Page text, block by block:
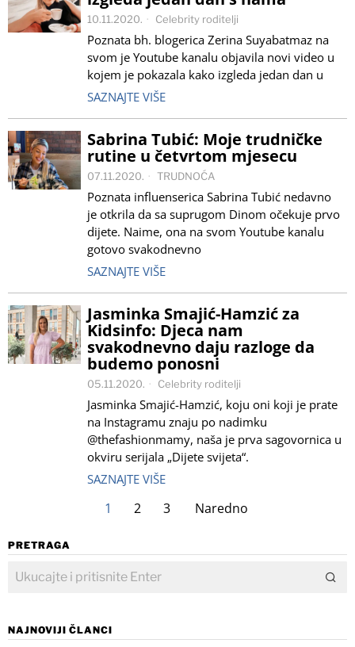
10.11.2020. Celebrity roditelji
Poznata bh. blogerica Zerina Suyabatmaz na
svom je Youtube kanalu objavila novi video u
kojem je pokazala kako izgleda jedan dan u
SAZNAJTE VIŠE
Sabrina Tubić: Moje trudničke
rutine u četvrtom mjesecu
07.11.2020. TRUDNOĆA
Poznata influenserica Sabrina Tubić nedavno
je otkrila da sa suprugom Dinom očekuje prvo
dijete. Naime, ona na svom Youtube kanalu
gotovo svakodnevno
SAZNAJTE VIŠE
Jasminka Smajić-Hamzić za
Kidsinfo: Djeca nam
svakodnevno daju razloge da
budemo ponosni
05.11.2020. Celebrity roditelji
Jasminka Smajić-Hamzić, koju oni koji je prate
na Instagramu znaju po nadimku
@thefashionmamy, naša je prva sagovornica u
okviru serijala „Dijete svijeta“.
SAZNAJTE VIŠE
1 2 3 Naredno
PRETRAGA
NAJNOVIJI ČLANCI